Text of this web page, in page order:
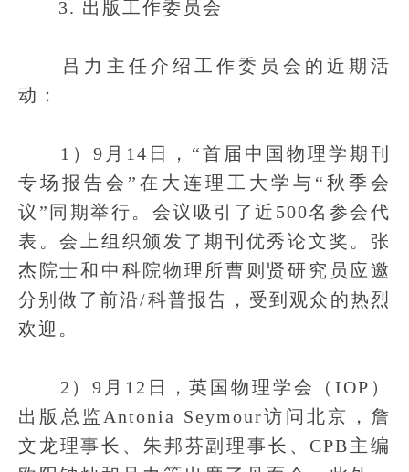
3. 出版工作委员会
吕力主任介绍工作委员会的近期活
动：
1）9月14日，“首届中国物理学期刊
专场报告会”在大连理工大学与“秋季会
议”同期举行。会议吸引了近500名参会代
表。会上组织颁发了期刊优秀论文奖。张
杰院士和中科院物理所曹则贤研究员应邀
分别做了前沿/科普报告，受到观众的热烈
欢迎。
2）9月12日，英国物理学会（IOP）
出版总监Antonia Seymour访问北京，詹
文龙理事长、朱邦芬副理事长、CPB主编